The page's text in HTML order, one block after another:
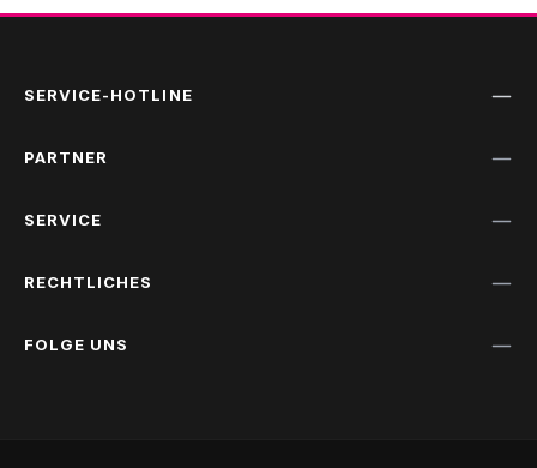
SERVICE-HOTLINE
PARTNER
SERVICE
RECHTLICHES
FOLGE UNS